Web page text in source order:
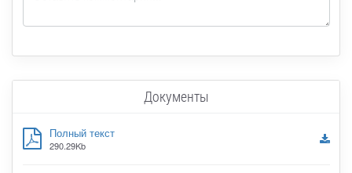
Документы
Полный текст
290.29Kb